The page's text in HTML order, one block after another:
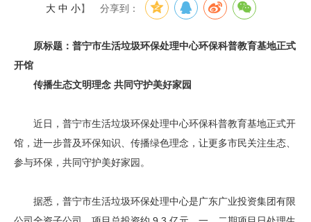
大 中 小】 分享到：
原标题：普宁市生活垃圾环保处理中心环保科普教育基地正式
开馆
传播生态文明理念 共同守护美好家园
近日，普宁市生活垃圾环保处理中心环保科普教育基地正式开
馆，进一步普及环保知识、传播绿色理念，让更多市民关注生态、
参与环保，共同守护美好家园。
据悉，普宁市生活垃圾环保处理中心是广东广业投资集团有限